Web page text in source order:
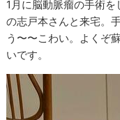
1月に脳動脈瘤の手術
の志戸本さんと来宅。
う〜〜こわい。よくぞ
いです。